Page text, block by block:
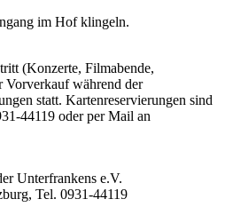
im Hof klingeln.
(Konzerte, Filmabende,
Vorverkauf während der
statt. Kartenreservierungen sind
44119 oder per Mail an
Unterfrankens e.V.
Tel. 0931-44119